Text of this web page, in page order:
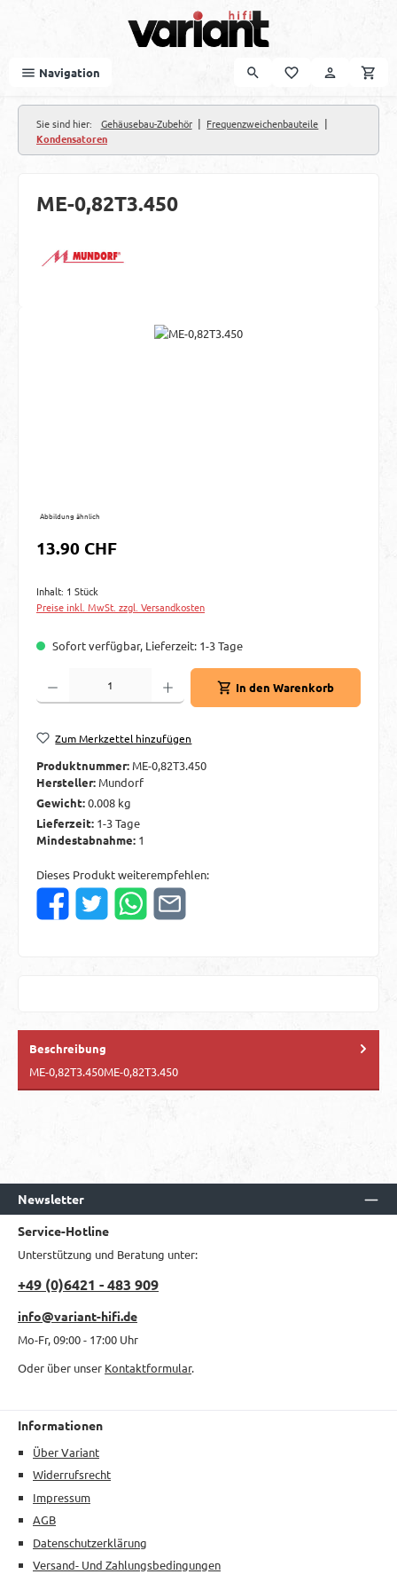
Navigation
Sie sind hier: Gehäusebau-Zubehör | Frequenzweichenbauteile |
Kondensatoren
ME-0,82T3.450
Bildergalerie überspringen
Abbildung ähnlich
Regulärer Preis:
13.90 CHF
Inhalt: 1 Stück
Preise inkl. MwSt. zzgl. Versandkosten
Sofort verfügbar, Lieferzeit: 1-3 Tage
Produkt Anzahl: Gib den gewünschten Wert ein oder benutze die Schaltflächen
In den Warenkorb
Zum Merkzettel hinzufügen
Produktnummer: ME-0,82T3.450
Hersteller: Mundorf
Gewicht:0.008 kg
Lieferzeit: 1-3 Tage
Mindestabnahme: 1
Dieses Produkt weiterempfehlen:
Beschreibung
ME-0,82T3.450ME-0,82T3.450
Newsletter
Service-Hotline
Unterstützung und Beratung unter:
+49 (0)6421 - 483 909
info@variant-hifi.de
Mo-Fr, 09:00 - 17:00 Uhr
Oder über unser Kontaktformular.
Informationen
Über Variant
Widerrufsrecht
Impressum
AGB
Datenschutzerklärung
Versand- Und Zahlungsbedingungen